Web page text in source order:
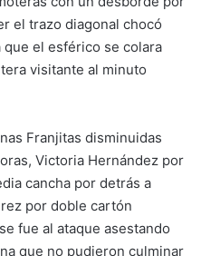
el trazo diagonal chocó
que el esférico se colara
visitante al minuto
Franjitas disminuidas
Victoria Hernández por
cancha por detrás a
por doble cartón
fue al ataque asestando
que no pudieron culminar